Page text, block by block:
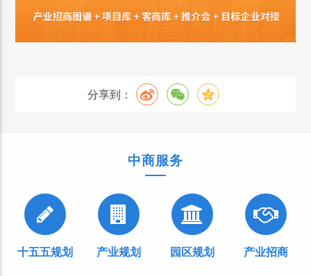
分享到：
中商服务
十五五规划 产业规划 园区规划 产业招商